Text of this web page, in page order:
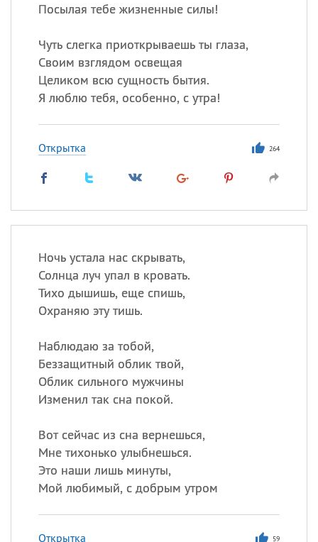
Посылая тебе жизненные силы!
Чуть слегка приоткрываешь ты глаза,
Своим взглядом освещая
Целиком всю сущность бытия.
Я люблю тебя, особенно, с утра!
Открытка 264
Ночь устала нас скрывать,
Солнца луч упал в кровать.
Тихо дышишь, еще спишь,
Охраняю эту тишь.
Наблюдаю за тобой,
Беззащитный облик твой,
Облик сильного мужчины
Изменил так сна покой.
Вот сейчас из сна вернешься,
Мне тихонько улыбнешься.
Это наши лишь минуты,
Мой любимый, с добрым утром
Открытка 59